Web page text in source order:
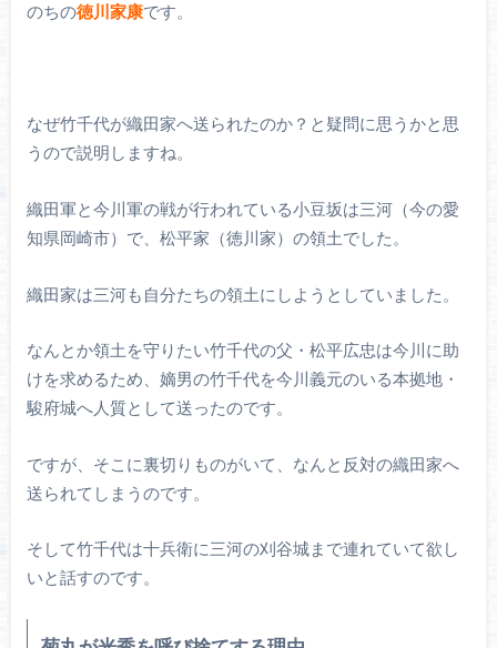
のちの徳川家康です。
なぜ竹千代が織田家へ送られたのか？と疑問に思うかと思
うので説明しますね。
織田軍と今川軍の戦が行われている小豆坂は三河（今の愛
知県岡崎市）で、松平家（徳川家）の領土でした。
織田家は三河も自分たちの領土にしようとしていました。
なんとか領土を守りたい竹千代の父・松平広忠は今川に助
けを求めるため、嫡男の竹千代を今川義元のいる本拠地・
駿府城へ人質として送ったのです。
ですが、そこに裏切りものがいて、なんと反対の織田家へ
送られてしまうのです。
そして竹千代は十兵衛に三河の刈谷城まで連れていて欲し
いと話すのです。